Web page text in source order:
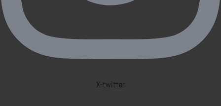
X-twitter